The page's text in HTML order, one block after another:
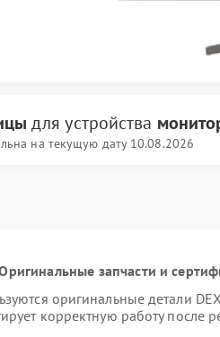
для устройства
на текущую дату 10.08.2026
запчасти и
оригинальные детали
корректную работу после